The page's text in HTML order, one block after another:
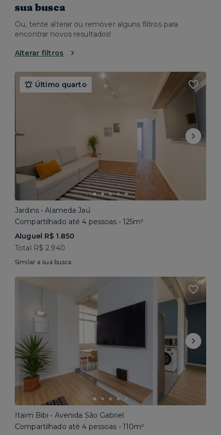
sua busca
Ou, tente alterar ou remover alguns filtros para
encontrar novos resultados!
Alterar filtros
Último quarto
Jardins • Alameda Jaú
Compartilhado até 4 pessoas • 125m²
Aluguel R$ 1.850
Total R$ 2.940
Similar a sua busca
Itaim Bibi • Avenida São Gabriel
Compartilhado até 4 pessoas • 110m²